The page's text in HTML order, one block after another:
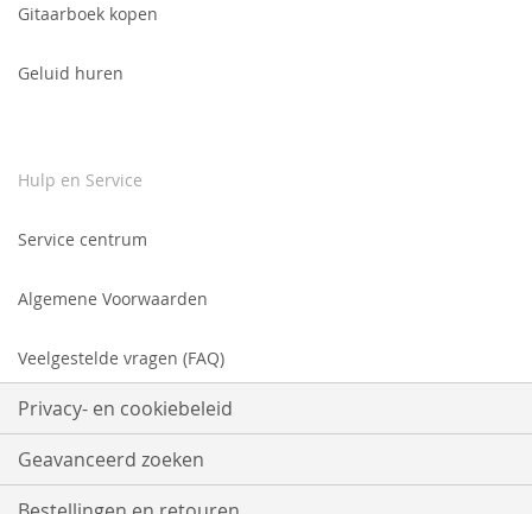
Gitaarboek kopen
Geluid huren
Hulp en Service
Service centrum
Algemene Voorwaarden
Veelgestelde vragen (FAQ)
Privacy- en cookiebeleid
Geavanceerd zoeken